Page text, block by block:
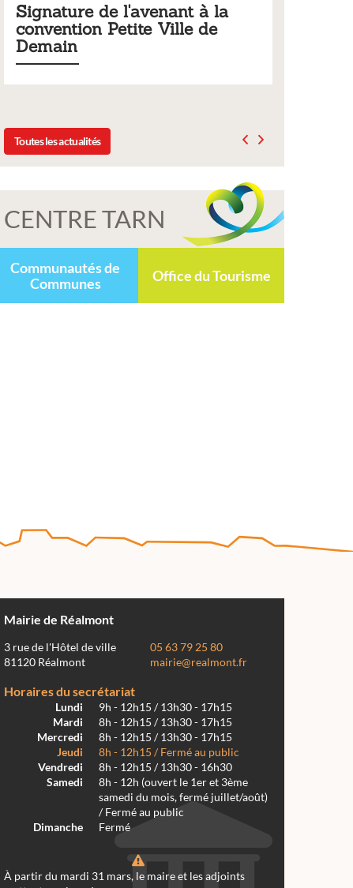
à la
de
Tarifs 2026 des services
municipaux
Toutes les actualités
CENTRE TARN
Communautés de
Communes
Office du Tourisme
Mairie de Réalmont
3 rue de l'Hôtel de ville
81120 Réalmont
05 63 79 25 80
mairie@realmont.fr
Horaires du secrétariat
Lundi
9h - 12h15 / 13h30 - 17h15
Mardi
8h - 12h15 / 13h30 - 17h15
Mercredi
8h - 12h15 / 13h30 - 17h15
Jeudi
8h - 12h15 / Fermé au public
Vendredi
8h - 12h15 / 13h30 - 16h30
Samedi
8h - 12h (ouvert le 1er et 3ème
samedi du mois, fermé juillet/août)
/ Fermé au public
Dimanche
Fermé
À partir du mardi 31 mars, le maire et les adjoints